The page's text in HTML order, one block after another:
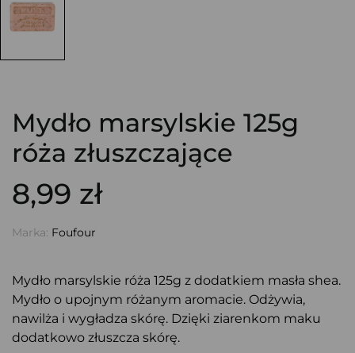
Mydło marsylskie 125g
róża złuszczające
8,99 zł
Marka: Foufour
Mydło marsylskie róża 125g z dodatkiem masła shea.
Mydło o upojnym różanym aromacie. Odżywia,
nawilża i wygładza skórę. Dzięki ziarenkom maku
dodatkowo złuszcza skórę.